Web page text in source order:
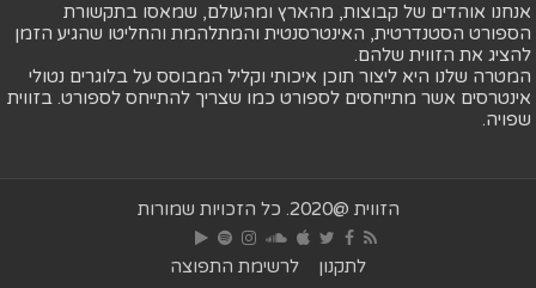
אנחנו אוהדים של קבוצות, מהארץ ומהעולם, שמאסו בתקשורת
הספורט הסטנדרטית, האינטרסנטית והמתלהמת והחליטו שהגיע הזמן
להציג את הזווית שלהם.
המטרה שלנו היא ליצור תוכן איכותי וקליל המבוסס על בלוגרים נטולי
אינטרסים אשר מתייחסים לספורט כמו שצריך להתייחס לספורט. בזווית
שפויה.
הזווית @2020. כל הזכויות שמורות
לתקנון לרשימת התפוצה